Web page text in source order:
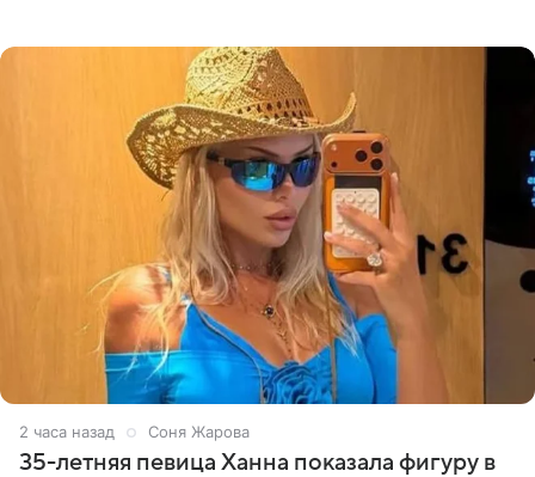
2 часа назад Соня Жарова
35-летняя певица Ханна показала фигуру в